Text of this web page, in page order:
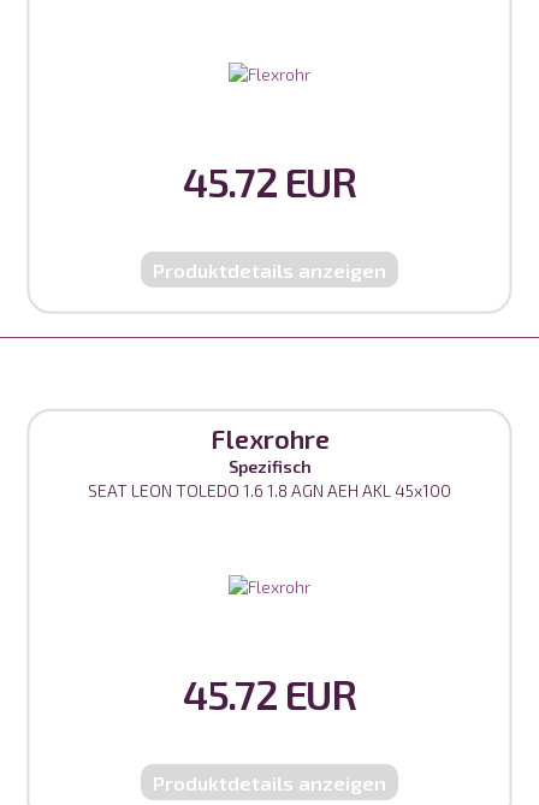
45.72 EUR
Produktdetails anzeigen
Flexrohre
Spezifisch
SEAT LEON TOLEDO 1.6 1.8 AGN AEH AKL 45x100
45.72 EUR
Produktdetails anzeigen